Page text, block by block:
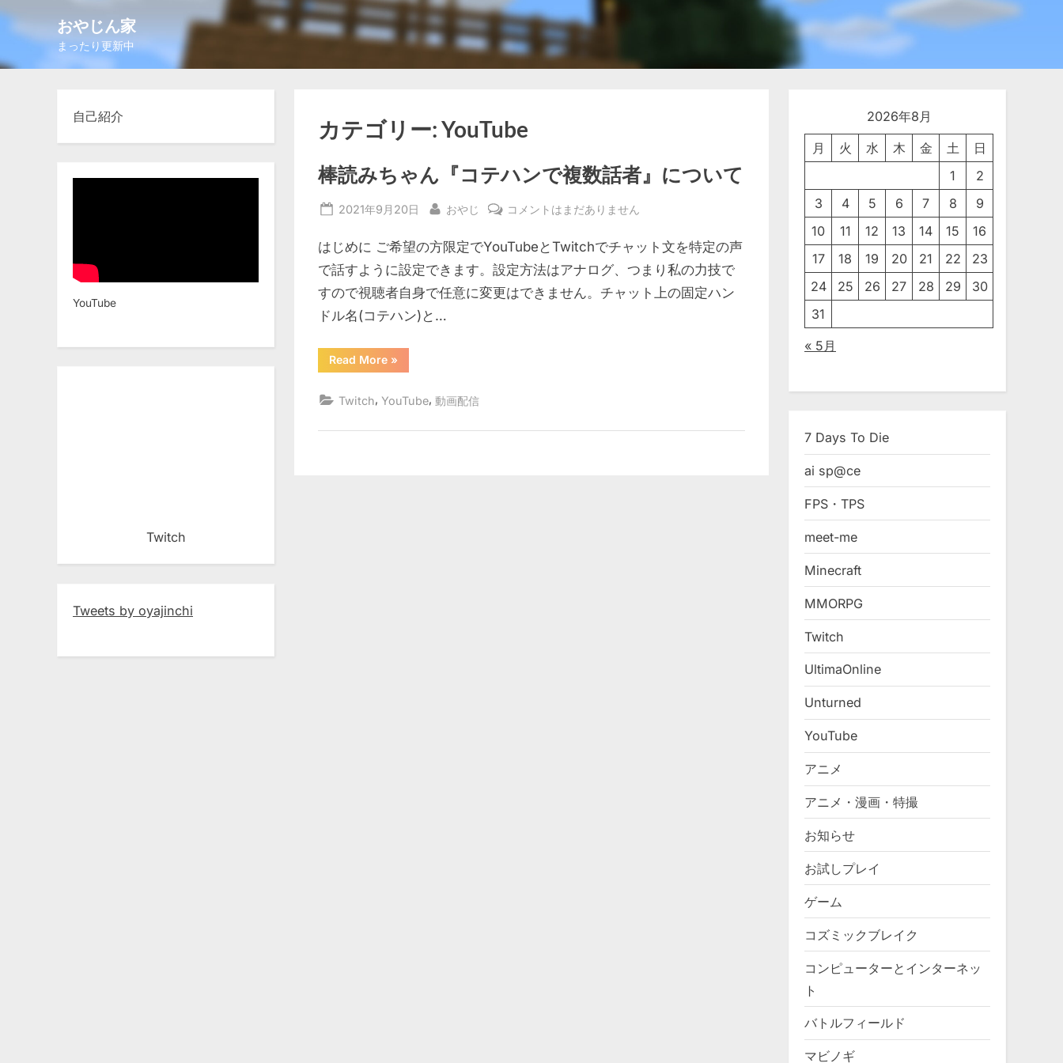
Skip
content
おやじん家
まったり更新中
カテゴリー:YouTube
棒読みちゃん『コテハンで複数話者』について
Posted
2021年9月20日 By
おやじ
棒
み
ち
ゃ
コメントはまだありません
はじめに ご希望の方限定でYouTubeとTwitchでチャット文を特定の声
で話すように設定できます。設定方法はアナログ、つまり私の力技で
すので視聴者自身で任意に変更はできません。チャット上の固定ハン
ドル名(コテハン)と…
Read More“棒
読
ゃ
»
Twitch, YouTube, 動画配信
自己紹介
YouTube
Twitch
Tweets by oyajinchi
2026年8月
月 火 水 木 金 土
日
1
2
3
4 5 6 7 8
9
10
11 12 13 14 15
16
17
18 19 20 21 22
23
24
25 26 27 28 29
30
31
« 5月
7 Days To Die
ai sp@ce
FPS・TPS
meet-me
Minecraft
MMORPG
Twitch
UltimaOnline
Unturned
YouTube
アニメ
アニメ・漫画・特撮
お知らせ
お試しプレイ
ゲーム
コズミックブレイク
コンピューターとインターネッ
ト
バトルフィールド
マビノギ